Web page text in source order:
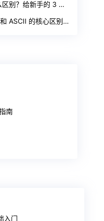
新手的 3 个判断标准
的核心区别一次讲透
南
入门